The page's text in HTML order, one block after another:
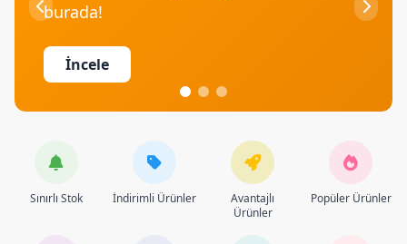
burada!
İncele
Sınırlı Stok İndirimli Ürünler
Avantajlı
Ürünler
Popüler Ürünler